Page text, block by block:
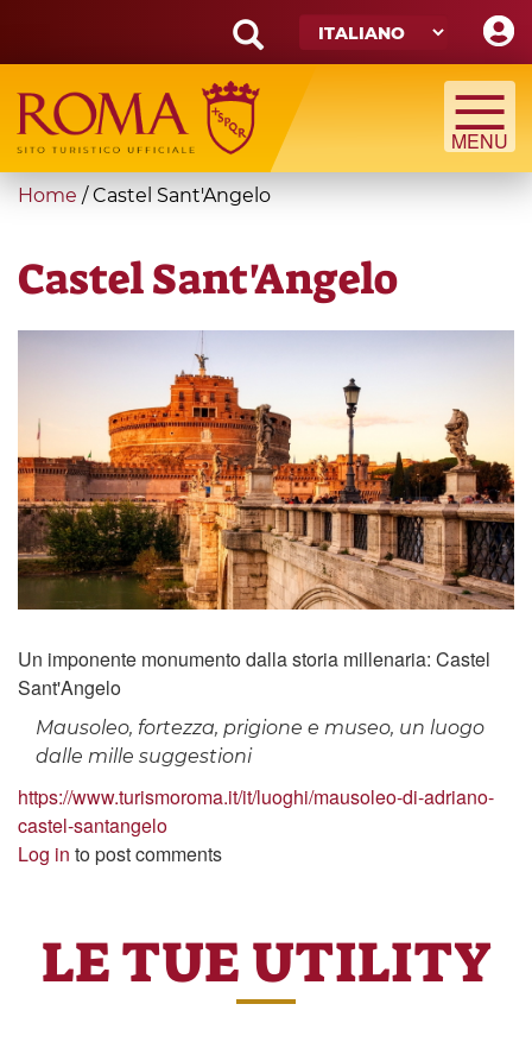
main
content
Search
form
Cerca
You
here
Home /Castel Sant'Angelo
Castel Sant'Angelo
Castel
Sant'Angelo.jpg
Un imponente monumento dalla storia millenaria: Castel
Sant'Angelo
Mausoleo, fortezza, prigione e museo, un luogo
dalle mille suggestioni
https://www.turismoroma.it/it/luoghi/mausoleo-di-adriano-
castel-santangelo
Log in to post comments
LE TUE UTILITY